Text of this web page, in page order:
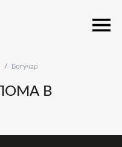
Богучар
В